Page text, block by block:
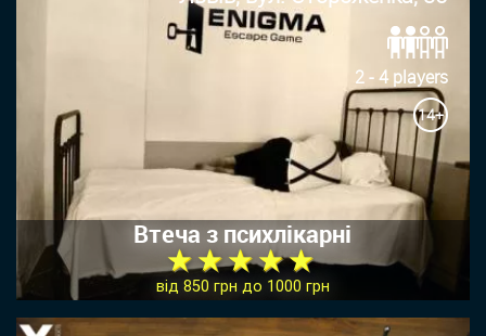
2 - 4 players
14+
Втеча з психлікарні
★ ★ ★ ★ ★
від 850 грн до 1000 грн